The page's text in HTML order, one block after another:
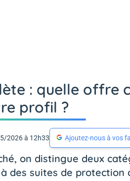
: quelle
profil ?
2026 à 12h33 Ajoutez-nous à vos
on distingue deux
des suites de